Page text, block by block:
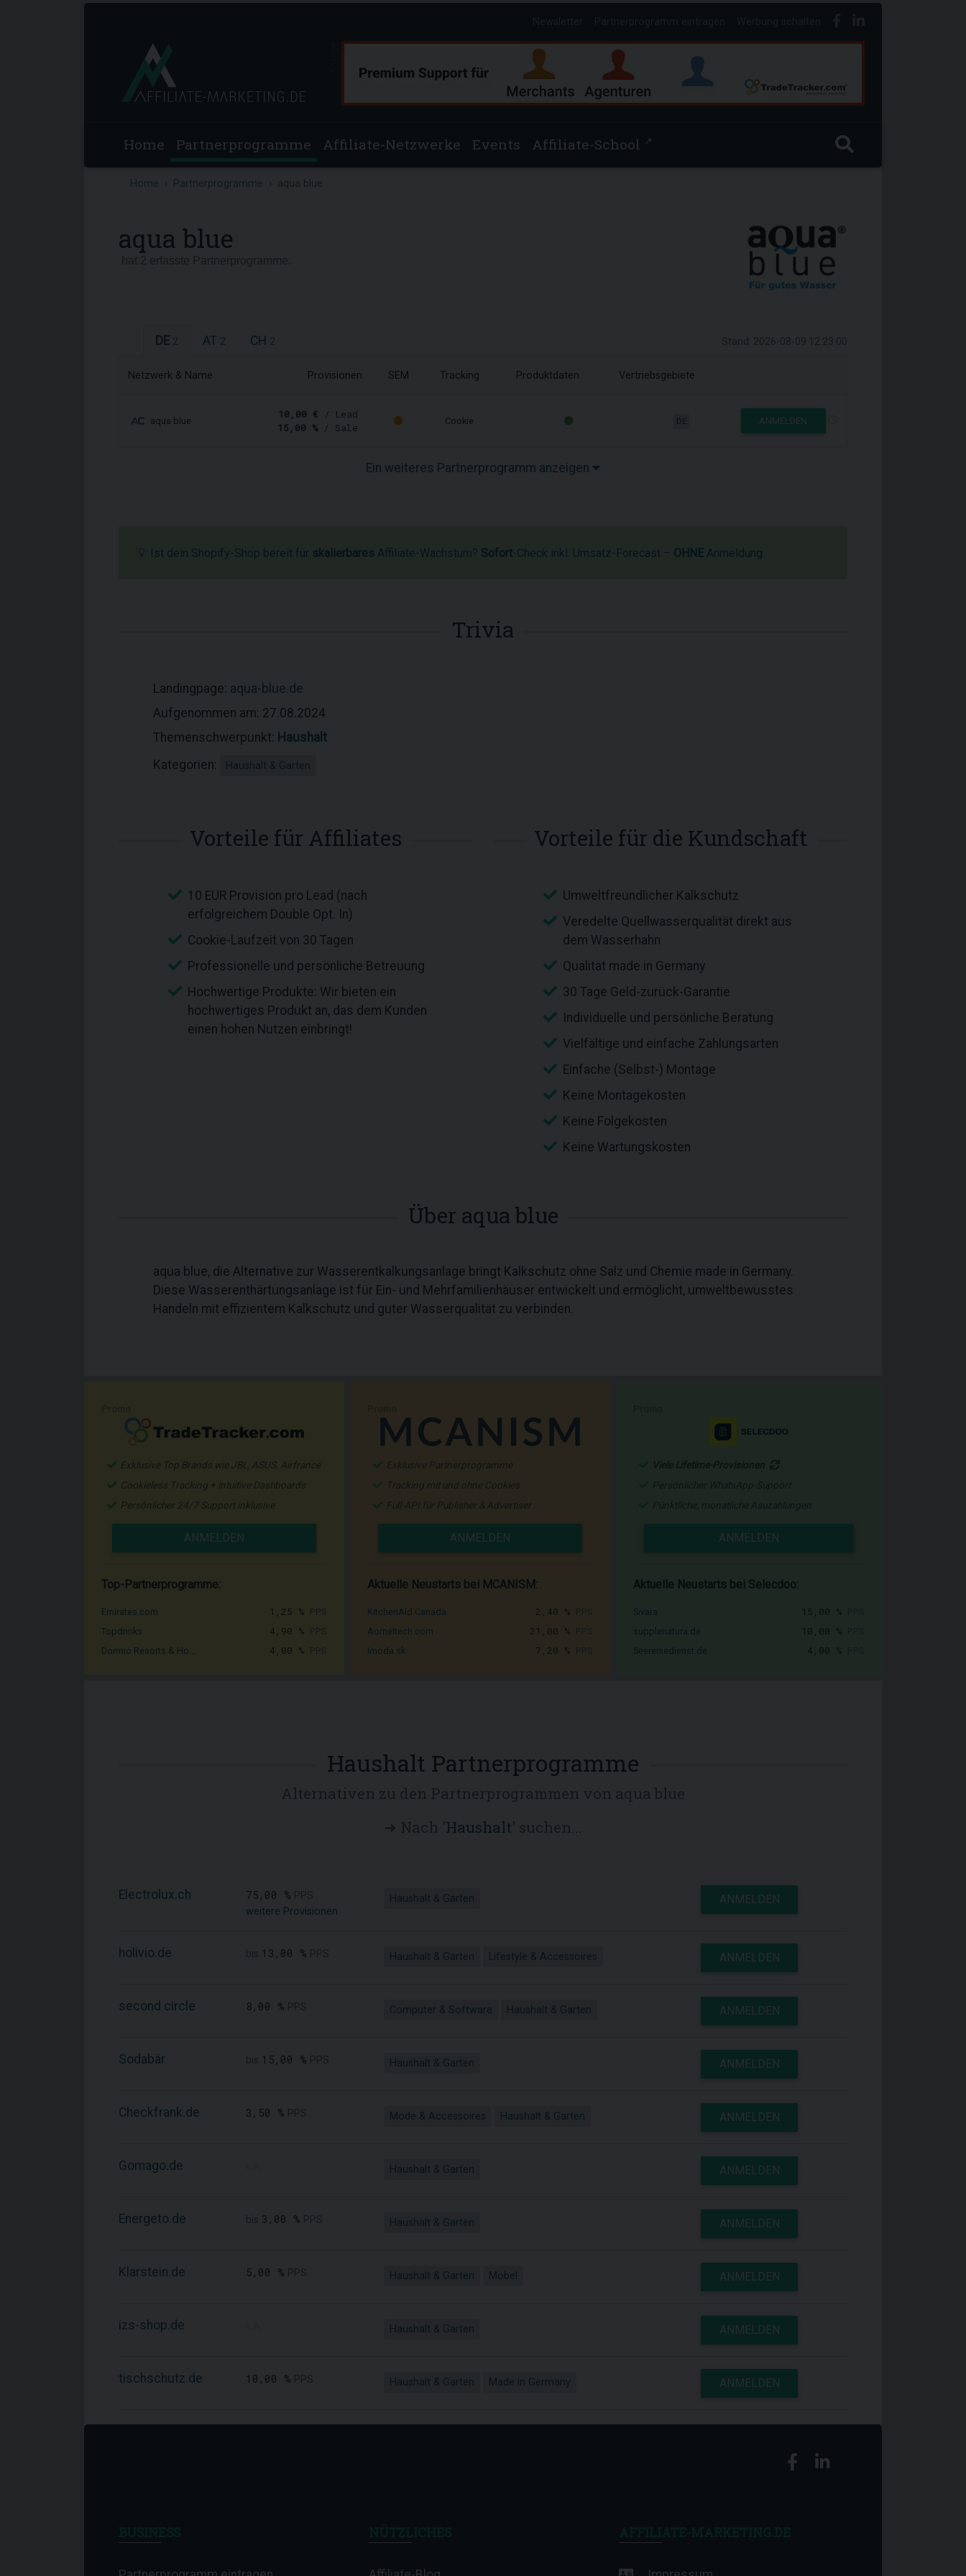
Home Partnerprogramme Affiliate-Netzwerke Events Affiliate-School ↗
Home Partnerprogramme
aqua blue
DE AT CH
Netzwerk & Name Provisionen SEM Tracking Produktdaten Vertriebsgebiete
aqua blue
10,00 € / Lead
15,00 % / Sale
Cookie DE ANMELDEN
Ein weiteres Partnerprogramm anzeigen
💡 Ist dein Shopify-Shop bereit für skalierbares Affiliate-Wachstum? Sofort-Check inkl. Umsatz-Forecast – OHNE Anmeldung.
Trivia
Landingpage: aqua-blue.de
Aufgenommen am: 27.08.2024
Themenschwerpunkt: Haushalt
Kategorien:
Haushalt & Garten
Vorteile für Affiliates
10 EUR Provision pro Lead (nach
erfolgreichem Double Opt. In)
Cookie-Laufzeit von 30 Tagen
Professionelle und persönliche Betreuung
Hochwertige Produkte: Wir bieten ein
hochwertiges Produkt an, das dem Kunden
einen hohen Nutzen einbringt!
Vorteile für die Kundschaft
Umweltfreundlicher Kalkschutz
Veredelte Quellwasserqualität direkt aus
dem Wasserhahn
Qualität made in Germany
30 Tage Geld-zurück-Garantie
Individuelle und persönliche Beratung
Vielfältige und einfache Zahlungsarten
Einfache (Selbst-) Montage
Keine Montagekosten
Keine Folgekosten
Keine Wartungskosten
Über aqua blue
aqua blue, die Alternative zur Wasserentkalkungsanlage bringt Kalkschutz ohne Salz und Chemie made in Germany.
Diese Wasserenthärtungsanlage ist für Ein- und Mehrfamilienhäuser entwickelt und ermöglicht, umweltbewusstes
Handeln mit effizientem Kalkschutz und guter Wasserqualität zu verbinden.
Exklusive Top Brands wie JBL, ASUS, Airfrance
Cookieless Tracking + intuitive Dashboards
Persönlicher 24/7 Support inklusive
ANMELDEN
Top-Partnerprogramme:
Emirates.com 1,25 %
Topdrinks 4,90 %
Dormio Resorts & Ho... 4,00 %
Exklusive Partnerprogramme
Tracking mit und ohne Cookies
Full-API für Publisher & Advertiser
ANMELDEN
Aktuelle Neustarts bei MCANISM:
KitchenAid Canada 2,40 %
Aomeitech.com 21,00 %
Imoda.sk 7,20 %
ANMELDEN
Aktuelle Neustarts bei Selecdoo:
15,00 %
10,00 %
4,00 %
Haushalt Partnerprogramme
Haushalt
Electrolux.ch 75,00 %
weitere Provisionen
Haushalt & Garten ANMELDEN
holivio.de 13,00 % Haushalt & Garten Lifestyle & Accessoires ANMELDEN
second circle 8,00 % Computer & Software Haushalt & Garten ANMELDEN
Sodabär 15,00 % Haushalt & Garten ANMELDEN
Checkfrank.de 3,50 % Mode & Accessoires Haushalt & Garten ANMELDEN
Gomago.de Haushalt & Garten ANMELDEN
Energeto.de 3,00 % Haushalt & Garten ANMELDEN
Klarstein.de 5,00 % Haushalt & Garten Möbel ANMELDEN
izs-shop.de Haushalt & Garten ANMELDEN
tischschutz.de 10,00 % Haushalt & Garten Made in Germany ANMELDEN